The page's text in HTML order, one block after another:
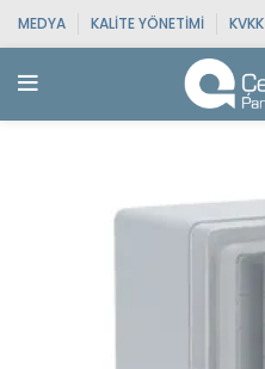
MEDYA KALITE YÖNETIMI KVKK